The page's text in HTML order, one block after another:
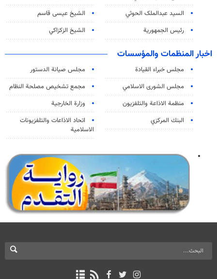
السید عبدالملک الحوثي
الشيخ عيسى قاسم
رئيس الجمهورية
الشيخ الزكزاكي
اخبار المنظمات والمؤسسات
مجلس خبراء القيادة
مجلس صيانة الدستور
مجلس الشورى الاسلامي
مجمع تشخيص مصلحة النظام
منظمة الاذاعة والتلفزیون
وزارة الخارجية
البنك المركزي
اتحاد الاذاعات والتلفزيونات
الاسلامية